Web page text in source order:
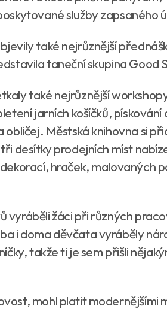
služby zapsaného
také nejrůznější
taneční skupina Good
také nejrůznější
jarních košíčků,
obličej. Městská knihovna si
desítky prodejních míst
hraček, malovaných
vyráběli žáci při různých
i doma děvčata vyráběly
takže ti je sem přišli
mohl platit modernějšími